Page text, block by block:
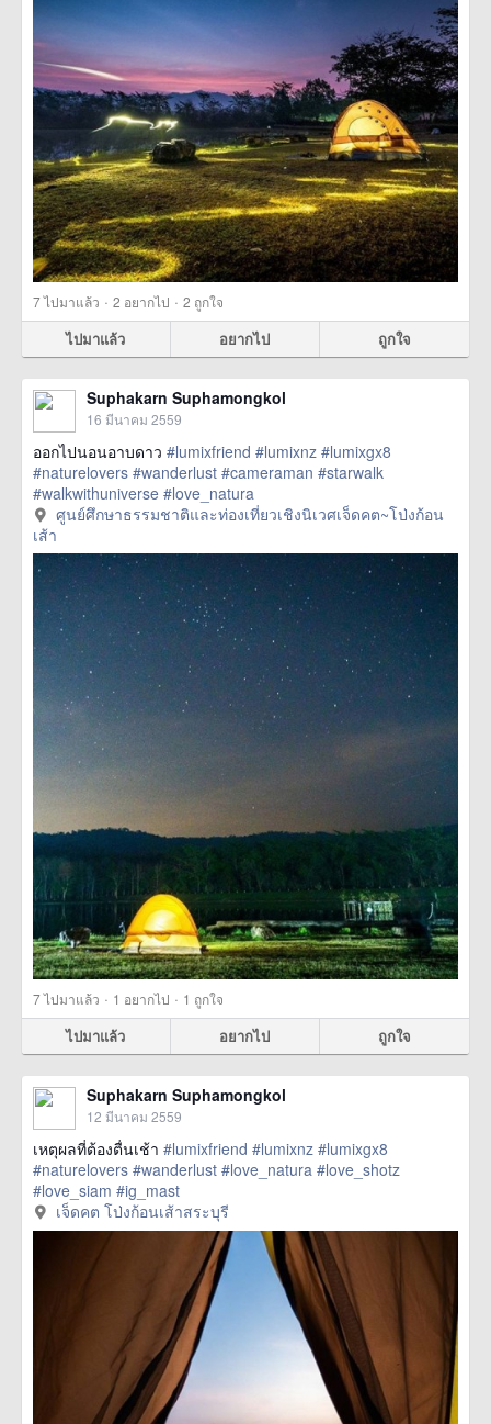
7ไปมาแล้ว · 2 อยากไป · 2 ถูกใจ
ไปมาแล้ว อยากไป ถูกใจ
Suphakarn Suphamongkol
16 มีนาคม 2559
ออกไปนอนอาบดาว #lumixfriend #lumixnz #lumixgx8
#naturelovers #wanderlust #cameraman #starwalk
#walkwithuniverse #love_natura
href=https://m.thetrippacker.com/th/image/ศูนย์ศึกษา
ธรรมชาติและท่องเที่ยวเชิงนิเวศเจ็ดคต~โป่งก้อนเส้า/192412>
more
ศูนย์ศึกษาธรรมชาติและท่องเที่ยวเชิงนิเวศเจ็ดคต~โป่งก้อน
เส้า
7ไปมาแล้ว · 1 อยากไป · 1 ถูกใจ
ไปมาแล้ว อยากไป ถูกใจ
Suphakarn Suphamongkol
12 มีนาคม 2559
เหตุผลที่ต้องตื่นเช้า #lumixfriend #lumixnz #lumixgx8
#naturelovers #wanderlust #love_natura #love_shotz
#love_siam #ig_mast
href=https://m.thetrippacker.com/th/image/เจ็ดคตโป่งก้อนเส้า
สระบุรี/192151> more
เจ็ดคต โป่งก้อนเส้าสระบุรี